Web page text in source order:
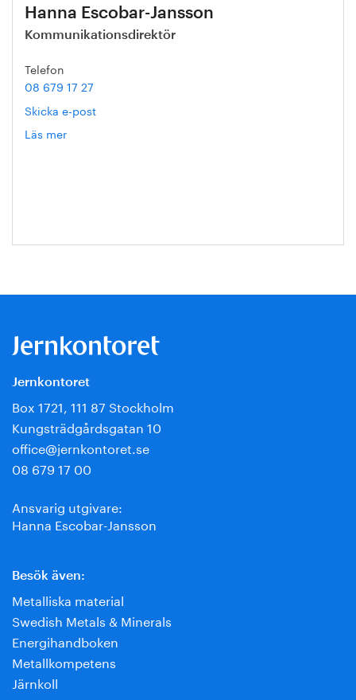
Hanna Escobar-Jansson
Kommunikationsdirektör
Telefon
08 679 17 27
Skicka e-post
Läs mer
Jernkontoret
Box 1721, 111 87 Stockholm
Kungsträdgårdsgatan 10
office@jernkontoret.se
08 679 17 00
Ansvarig utgivare:
Hanna Escobar-Jansson
Besök även:
Metalliska material
Swedish Metals & Minerals
Energihandboken
Metallkompetens
Järnkoll